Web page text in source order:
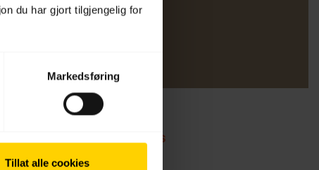
du har gjort tilgjengelig for
Markedsføring
Tillat alle cookies